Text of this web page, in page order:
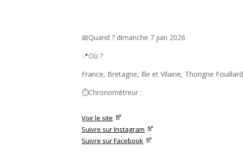
📅Quand ? dimanche 7 juin 2026
📍Où ?
France, Bretagne, Ille et Vilaine, Thorigne Fouillard
⏱️Chronomètreur :
Voir le site
Suivre sur Instagram
Suivre sur Facebook